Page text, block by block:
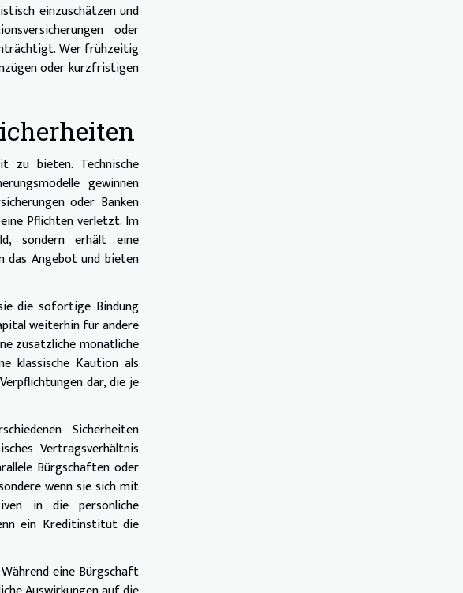
einzuschätzen und
oder
Wer frühzeitig
oder kurzfristigen
zu bieten. Technische
gewinnen
oder Banken
Pflichten verletzt. Im
sondern erhält eine
das Angebot und bieten
die sofortige Bindung
weiterhin für andere
zusätzliche monatliche
klassische Kaution als
dar, die je
Sicherheiten
Vertragsverhältnis
Bürgschaften oder
wenn sie sich mit
in die persönliche
ein Kreditinstitut die
eine Bürgschaft